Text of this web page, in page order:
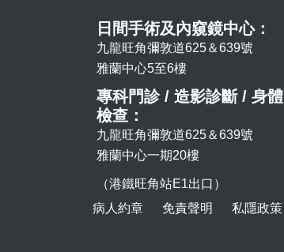
日間手術及內窺鏡中心：
九龍旺角彌敦道625＆639號
雅蘭中心5至6樓
專科門診 / 造影診斷 / 身體
檢查：
九龍旺角彌敦道625＆639號
雅蘭中心一期20樓
（港鐵旺角站E1出口）
病人約章 免責聲明 私隱政策